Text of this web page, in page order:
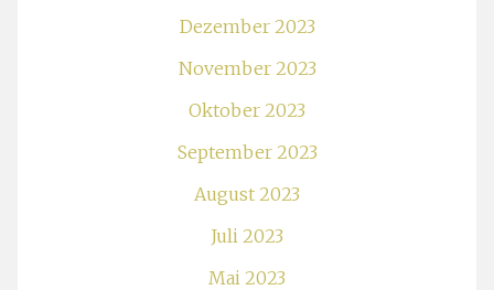
Dezember 2023
November 2023
Oktober 2023
September 2023
August 2023
Juli 2023
Mai 2023